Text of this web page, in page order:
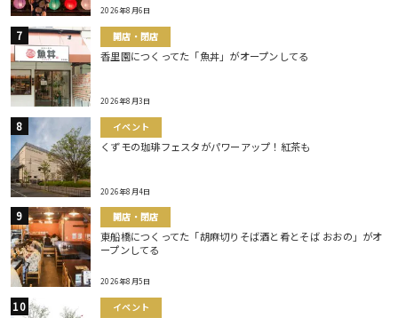
2026年8月6日
開店・閉店
香里園につくってた「魚丼」がオープンしてる
2026年8月3日
イベント
くずモの珈琲フェスタがパワーアップ！紅茶も
2026年8月4日
開店・閉店
東船橋につくってた「胡麻切りそば酒と肴とそば おおの」がオ
ープンしてる
2026年8月5日
イベント